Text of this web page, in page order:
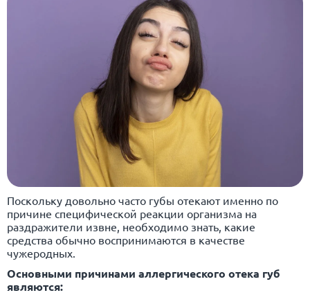
Поскольку довольно часто губы отекают именно по
причине специфической реакции организма на
раздражители извне, необходимо знать, какие
средства обычно воспринимаются в качестве
чужеродных.
Основными причинами аллергического отека губ
являются: